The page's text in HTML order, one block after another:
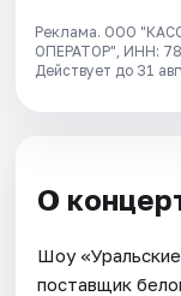
Реклама. ООО
ОПЕРАТОР", ИНН:
Действует до 31
О
Шоу
поставщик